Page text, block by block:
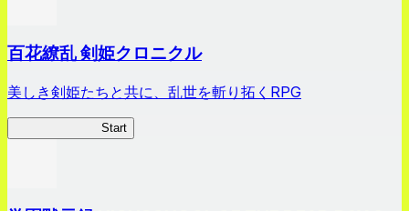
百花繚乱 剣姫クロニクル
美しき剣姫たちと共に、乱世を斬り拓くRPG
Start